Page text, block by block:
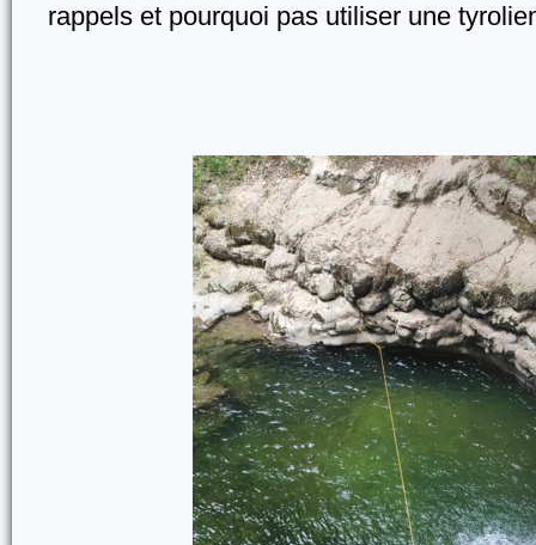
rappels et pourquoi pas utiliser une